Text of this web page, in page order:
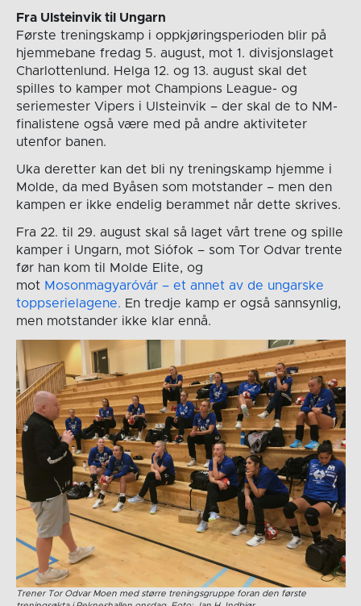
Fra Ulsteinvik til Ungarn
Første treningskamp i oppkjøringsperioden blir på
hjemmebane fredag 5. august, mot 1. divisjonslaget
Charlottenlund. Helga 12. og 13. august skal det
spilles to kamper mot Champions League- og
seriemester Vipers i Ulsteinvik – der skal de to NM-
finalistene også være med på andre aktiviteter
utenfor banen.
Uka deretter kan det bli ny treningskamp hjemme i
Molde, da med Byåsen som motstander – men den
kampen er ikke endelig berammet når dette skrives.
Fra 22. til 29. august skal så laget vårt trene og spille
kamper i Ungarn, mot Siófok – som Tor Odvar trente
før han kom til Molde Elite, og
mot Mosonmagyaróvár – et annet av de ungarske
toppserielagene. En tredje kamp er også sannsynlig,
men motstander ikke klar ennå.
Trener Tor Odvar Moen med større treningsgruppe foran den første